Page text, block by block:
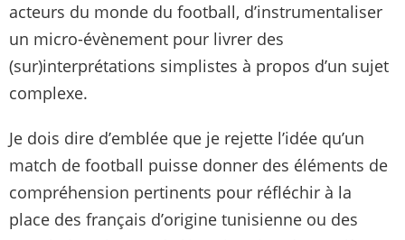
acteurs du monde du football, d’instrumentaliser
un micro-évènement pour livrer des
(sur)interprétations simplistes à propos d’un sujet
complexe.
Je dois dire d’emblée que je rejette l’idée qu’un
match de football puisse donner des éléments de
compréhension pertinents pour réfléchir à la
place des français d’origine tunisienne ou des